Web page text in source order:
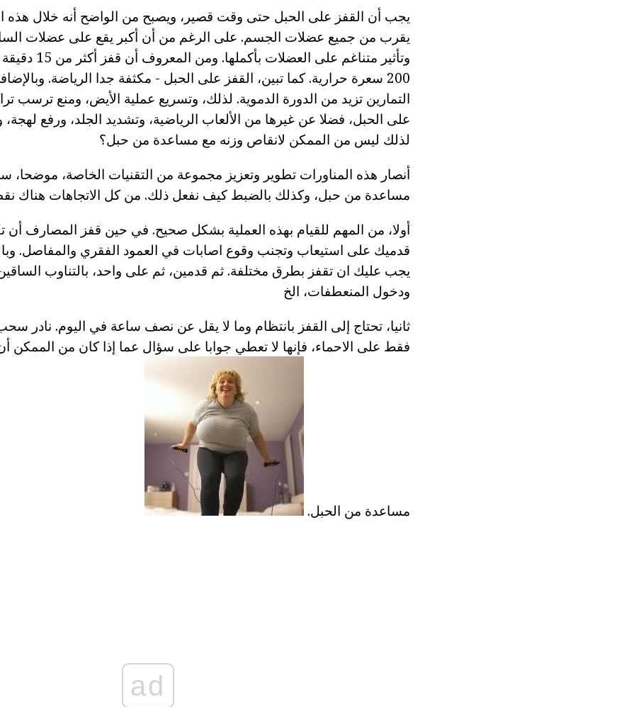
يجب أن القفز على الحبل حتى وقت قصير، ويصبح من الواضح أنه خلال هذه
يقرب من جميع عضلات الجسم. على الرغم من أن أكبر يقع على عضلات
وتأثير متناغم على
200 سعرة حرارية. كما تبين، القفز على الحبل - مكثفة جدا الرياضة.
التمارين تزيد من الدورة الدموية. لذلك، وتسريع عملية الأيض، ومنع ترسب
على الحبل، فضلا عن غيرها من الألعاب الرياضية، وتشديد الجلد، ورفع
لذلك ليس من الممكن لانقاص وزنه مع مساعدة من حبل؟
أنصار هذه المناورات تطوير وتعزيز مجموعة من التقنيات الخاصة، موضحا،
مساعدة من حبل، وكذلك بالضبط كيف نفعل ذلك. من كل الاتجاهات هناك
أولا، من المهم للقيام بهذه العملية بشكل صحيح. في حين قفز المصارف أن
قدميك على استيعاب وتجنب وقوع اصابات في العمود الفقري والمفاصل.
يجب عليك ان تقفز بطرق مختلفة. ثم قدمين، ثم على واحد، بالتناوب
ودخول المنعطفات، الخ
فقط على الاحماء، فإنها لا تعطي جوابا على سؤال عما إذا كان من الممكن
مساعدة من الحبل.
ad